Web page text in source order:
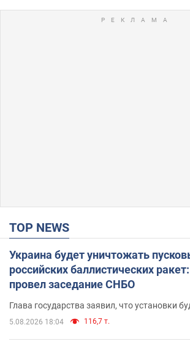
TOP NEWS
Украина будет уничтожать
российских баллистических
провел заседание СНБО
Глава государства заявил, что установки
5.08.2026 18:04 116,7 т.